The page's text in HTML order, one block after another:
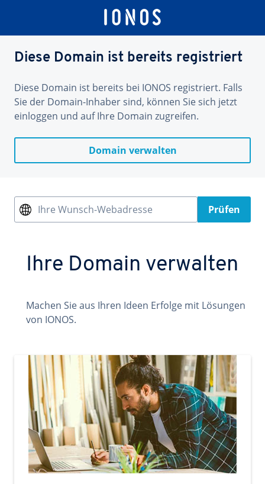
Diese Domain ist bereits registriert
Diese Domain ist bereits bei IONOS registriert. Falls
Sie der Domain-Inhaber sind, können Sie sich jetzt
einloggen und auf Ihre Domain zugreifen.
Domain verwalten
Ihre Wunsch-Webadresse Prüfen
Ihre Domain verwalten
Machen Sie aus Ihren Ideen Erfolge mit Lösungen
von IONOS.